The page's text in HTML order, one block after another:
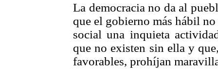
La democracia no da al
que el gobierno más hábil
social una inquieta
que no existen sin ella y
favorables, prohíjan